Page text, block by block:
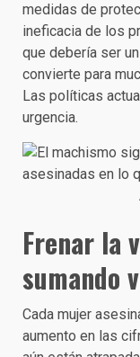
medidas de
ineficacia de los
que debería ser
convierte para
Las políticas
urgencia.
Frenar la
sumando
Cada mujer
aumento en las